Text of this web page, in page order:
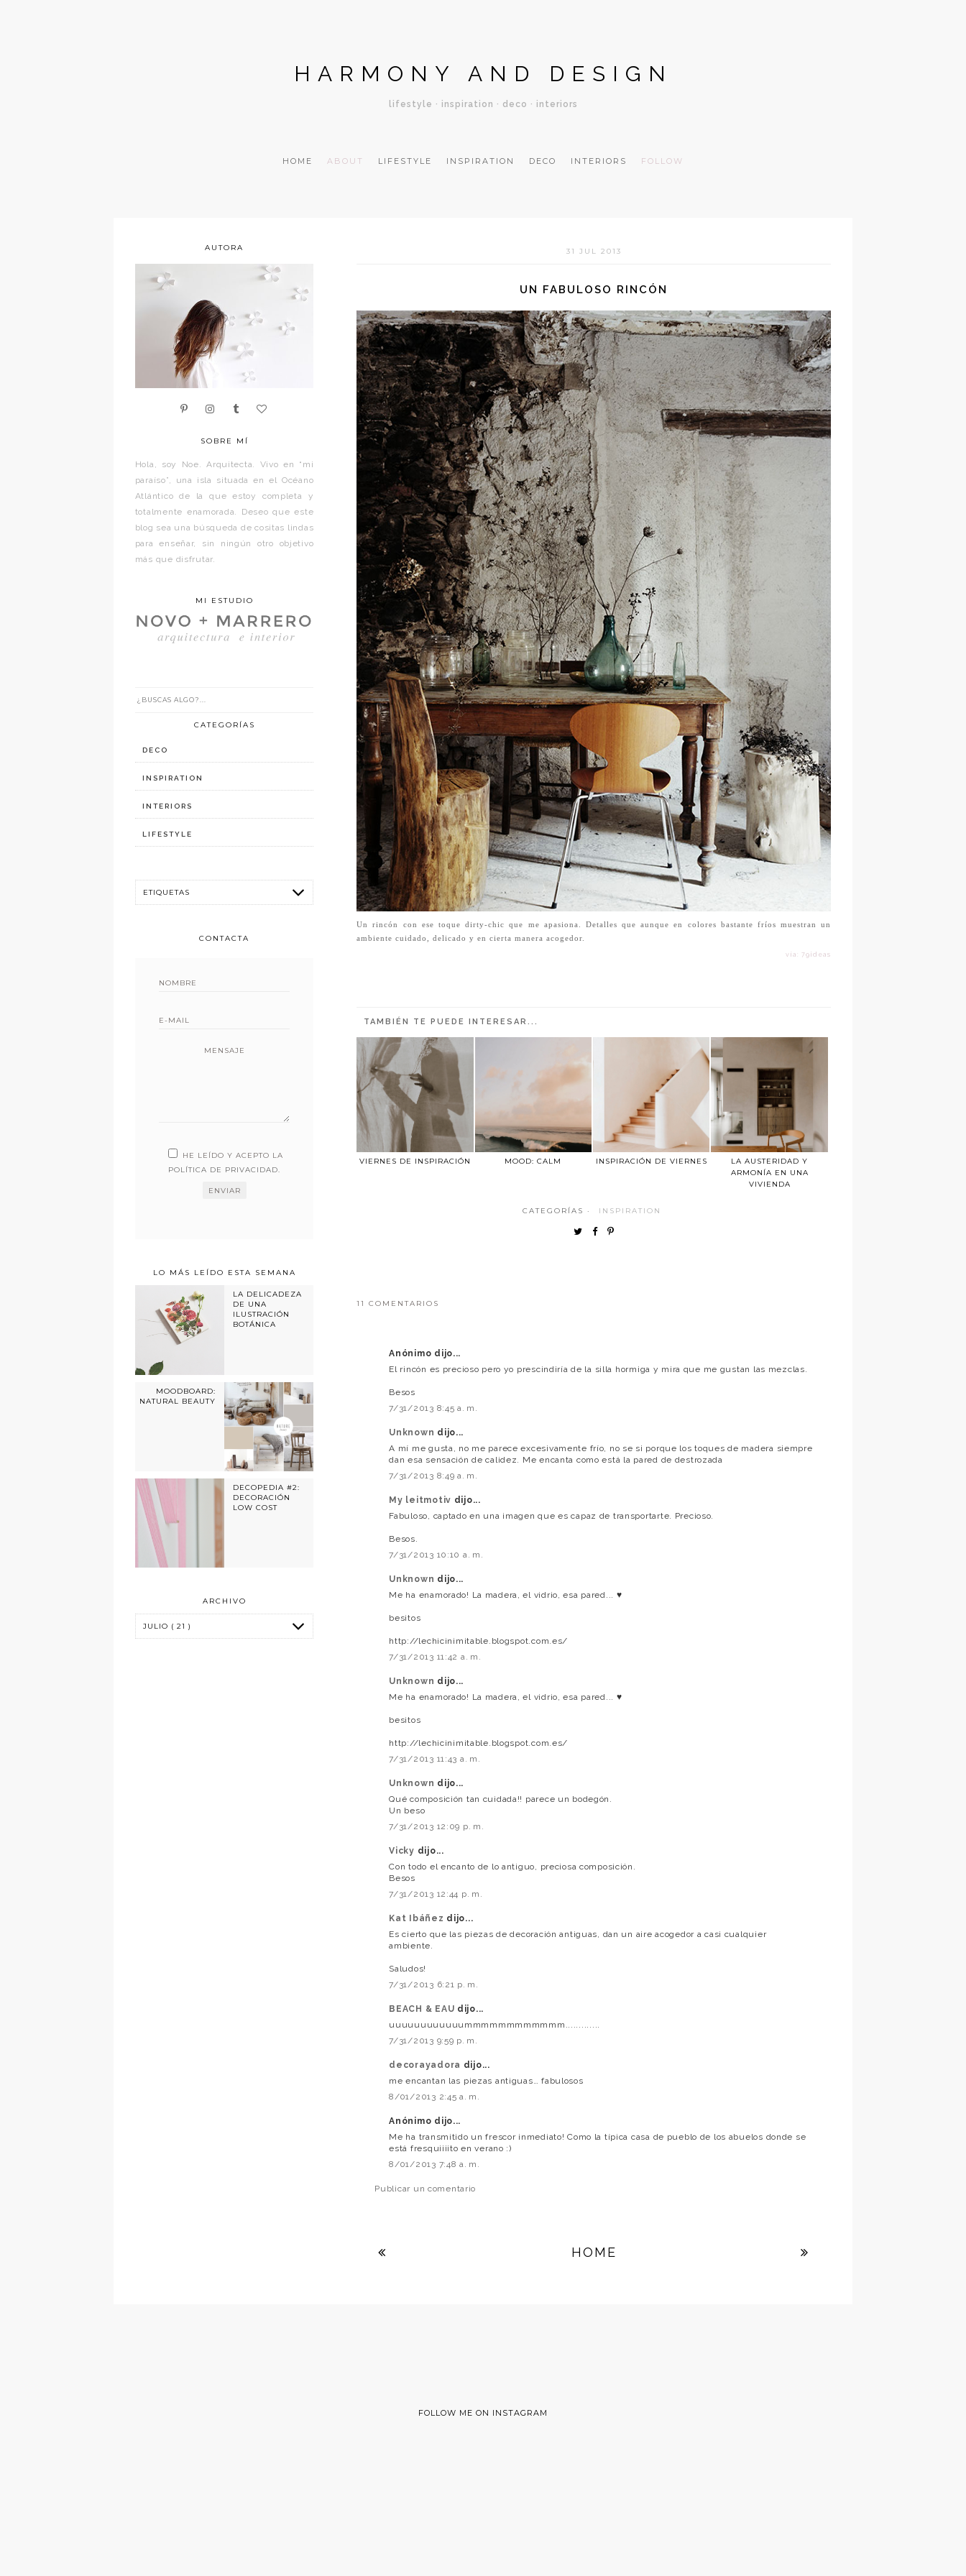
HARMONY AND DESIGN
lifestyle · inspiration · deco · interiors
HOME ABOUT LIFESTYLE INSPIRATION DECO INTERIORS FOLLOW
31 JUL 2013
UN FABULOSO RINCÓN
Un rincón con ese toque dirty-chic que me apasiona. Detalles que aunque en colores bastante fríos muestran un
ambiente cuidado, delicado y en cierta manera acogedor.
vía: 79ideas
TAMBIÉN TE PUEDE INTERESAR...
VIERNES DE INSPIRACIÓN MOOD: CALM INSPIRACIÓN DE VIERNES
LA AUSTERIDAD Y
ARMONÍA EN UNA
VIVIENDA
CATEGORÍAS · INSPIRATION
11 COMENTARIOS
Anónimo dijo...
El rincón es precioso pero yo prescindiría de la silla hormiga y mira que me gustan las mezclas.
Besos
7/31/2013 8:45 a. m.
Unknown dijo...
A mí me gusta, no me parece excesivamente frío, no se si porque los toques de madera siempre
dan esa sensación de calidez. Me encanta como está la pared de destrozada
7/31/2013 8:49 a. m.
My leitmotiv dijo...
Fabuloso, captado en una imagen que es capaz de transportarte. Precioso.
Besos.
7/31/2013 10:10 a. m.
Unknown dijo...
Me ha enamorado! La madera, el vidrio, esa pared... ♥
besitos
http://lechicinimitable.blogspot.com.es/
7/31/2013 11:42 a. m.
Unknown dijo...
Me ha enamorado! La madera, el vidrio, esa pared... ♥
besitos
http://lechicinimitable.blogspot.com.es/
7/31/2013 11:43 a. m.
Unknown dijo...
Qué composición tan cuidada!! parece un bodegón.
Un beso
7/31/2013 12:09 p. m.
Vicky dijo...
Con todo el encanto de lo antiguo, preciosa composición.
Besos
7/31/2013 12:44 p. m.
Kat Ibáñez dijo...
Es cierto que las piezas de decoración antiguas, dan un aire acogedor a casi cualquier
ambiente.
Saludos!
7/31/2013 6:21 p. m.
BEACH & EAU dijo...
uuuuuuuuuuuummmmmmmmmmmm.............
7/31/2013 9:59 p. m.
decorayadora dijo...
me encantan las piezas antiguas… fabulosos
8/01/2013 2:45 a. m.
Anónimo dijo...
Me ha transmitido un frescor inmediato! Como la típica casa de pueblo de los abuelos donde se
está fresquiiiito en verano :)
8/01/2013 7:48 a. m.
Publicar un comentario
HOME
AUTORA
SOBRE MÍ
Hola, soy Noe. Arquitecta. Vivo en “mi
paraíso”, una isla situada en el Océano
Atlántico de la que estoy completa y
totalmente enamorada. Deseo que este
blog sea una búsqueda de cositas lindas
para enseñar, sin ningún otro objetivo
más que disfrutar.
MI ESTUDIO
CATEGORÍAS
DECO
INSPIRATION
INTERIORS
LIFESTYLE
CONTACTA
MENSAJE
HE LEÍDO Y ACEPTO LA
POLÍTICA DE PRIVACIDAD.
LO MÁS LEÍDO ESTA SEMANA
LA DELICADEZA
DE UNA
ILUSTRACIÓN
BOTÁNICA
MOODBOARD:
NATURAL BEAUTY
DECOPEDIA #2:
DECORACIÓN
LOW COST
ARCHIVO
FOLLOW ME ON INSTAGRAM